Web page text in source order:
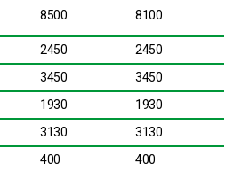
8500 8100
2450
2450
3450
3450
1930
1930
3130
3130
400
400